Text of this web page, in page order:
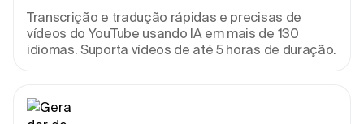
Transcrição e tradução rápidas e precisas de
vídeos do YouTube usando IA em mais de 130
idiomas. Suporta vídeos de até 5 horas de duração.